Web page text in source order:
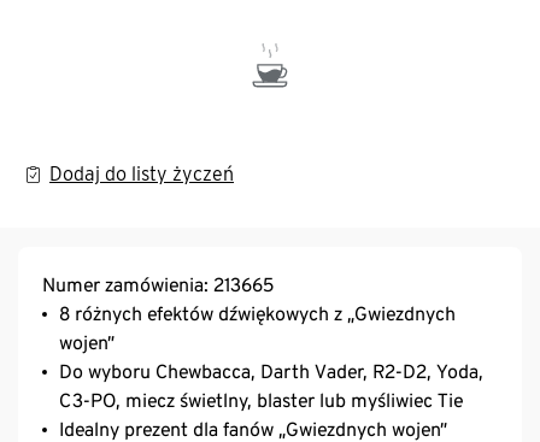
Dodaj do listy życzeń
Numer zamówienia: 213665
8 różnych efektów dźwiękowych z „Gwiezdnych
wojen”
Do wyboru Chewbacca, Darth Vader, R2-D2, Yoda,
C3-PO, miecz świetlny, blaster lub myśliwiec Tie
Idealny prezent dla fanów „Gwiezdnych wojen”